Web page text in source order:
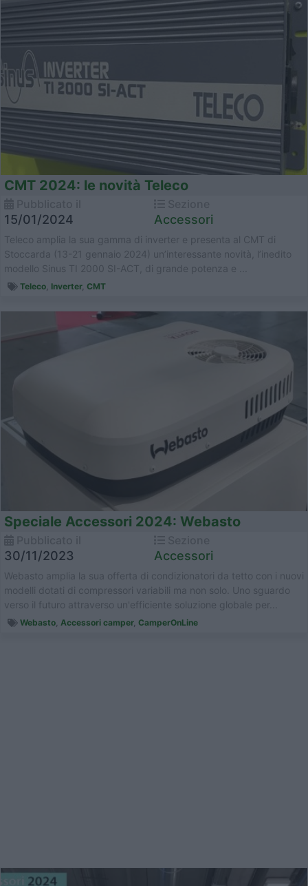
CMT 2024: le novità Teleco
15/01/2024 Accessori
Teleco amplia la sua gamma di inverter e presenta al CMT di
Stoccarda (13-21 gennaio 2024) un’interessante novità, l’inedito
modello Sinus TI 2000 SI-ACT, di grande potenza e ...
Teleco, Inverter, CMT
Speciale Accessori 2024: Webasto
30/11/2023 Accessori
Webasto amplia la sua offerta di condizionatori da tetto con i nuovi
modelli dotati di compressori variabili ma non solo. Uno sguardo
verso il futuro attraverso un'efficiente soluzione globale per...
Webasto, Accessori camper, CamperOnLine